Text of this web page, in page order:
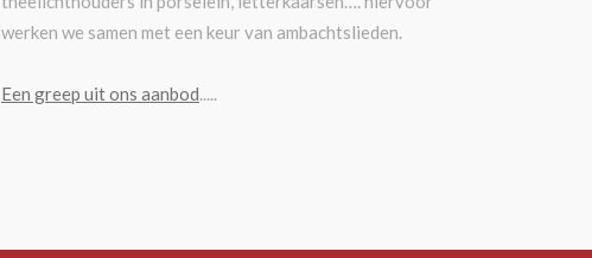
werken we samen met een keur van ambachtslieden.
Een greep uit ons aanbod.....